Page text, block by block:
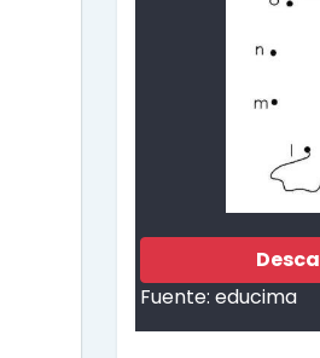
Fuente: educima